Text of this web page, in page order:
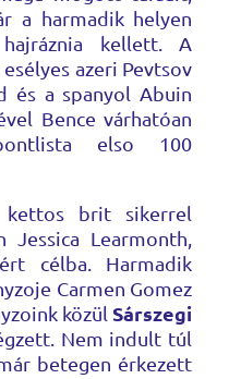
a harmadik helyen
kellett. A
azeri Pevtsov
és a spanyol Abuin
Bence várhatóan
elso 100
kettos brit sikerrel
Jessica Learmonth,
célba. Harmadik
Carmen Gomez
közülSárszegi
Nem indult túl
betegen érkezett